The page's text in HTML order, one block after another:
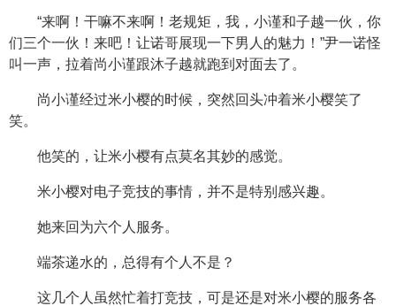
“来啊！干嘛不来啊！老规矩，我，小谨和子越一伙，你
们三个一伙！来吧！让诺哥展现一下男人的魅力！”尹一诺怪
叫一声，拉着尚小谨跟沐子越就跑到对面去了。
尚小谨经过米小樱的时候，突然回头冲着米小樱笑了
笑。
他笑的，让米小樱有点莫名其妙的感觉。
米小樱对电子竞技的事情，并不是特别感兴趣。
她来回为六个人服务。
端茶递水的，总得有个人不是？
这几个人虽然忙着打竞技，可是还是对米小樱的服务各